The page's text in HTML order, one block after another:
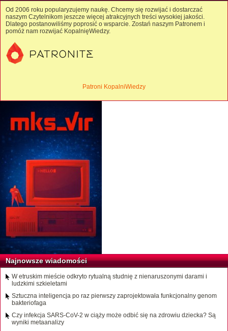
Od 2006 roku popularyzujemy naukę. Chcemy się rozwijać i dostarczać
naszym Czytelnikom jeszcze więcej atrakcyjnych treści wysokiej jakości.
Dlatego postanowiliśmy poprosić o wsparcie. Zostań naszym Patronem i
pomóż nam rozwijać KopalnięWiedzy.
Patroni KopalniWiedzy
Najnowsze wiadomości
W etruskim mieście odkryto rytualną studnię z nienaruszonymi darami i
ludzkimi szkieletami
Sztuczna inteligencja po raz pierwszy zaprojektowała funkcjonalny genom
bakteriofaga
Czy infekcja SARS-CoV-2 w ciąży może odbić się na zdrowiu dziecka? Są
wyniki metaanalizy